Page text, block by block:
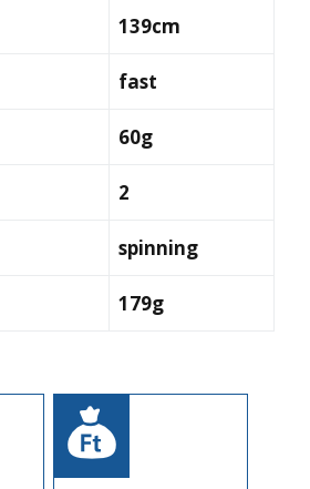
139cm
fast
60g
2
spinning
179g